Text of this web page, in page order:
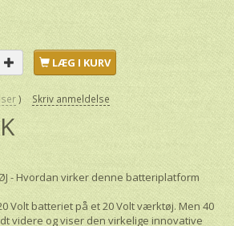
LÆG I KURV
Skriv anmeldelse
- Hvordan virker denne batteriplatform
Volt batteriet på et 20 Volt værktøj. Men 40
videre og viser den virkelige innovative